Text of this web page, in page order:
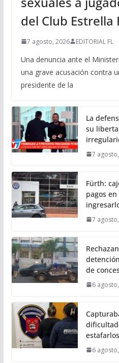
del Club Estrella
7 agosto, 2026 EDITORIAL FL
Una denuncia ante el
una grave acusación contra
presidente de la
La
su
7
Fürth:
pagos
7
de
6
6